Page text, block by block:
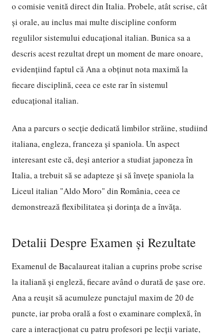
o comisie venită direct din Italia. Probele, atât scrise, cât
și orale, au inclus mai multe discipline conform
regulilor sistemului educațional italian. Bunica sa a
descris acest rezultat drept un moment de mare onoare,
evidențiind faptul că Ana a obținut nota maximă la
fiecare disciplină, ceea ce este rar în sistemul
educațional italian.
Ana a parcurs o secție dedicată limbilor străine, studiind
italiana, engleza, franceza și spaniola. Un aspect
interesant este că, deși anterior a studiat japoneza în
Italia, a trebuit să se adapteze și să învețe spaniola la
Liceul italian "Aldo Moro" din România, ceea ce
demonstrează flexibilitatea și dorința de a învăța.
Detalii Despre Examen și Rezultate
Examenul de Bacalaureat italian a cuprins probe scrise
la italiană și engleză, fiecare având o durată de șase ore.
Ana a reușit să acumuleze punctajul maxim de 20 de
puncte, iar proba orală a fost o examinare complexă, în
care a interacționat cu patru profesori pe lecții variate,